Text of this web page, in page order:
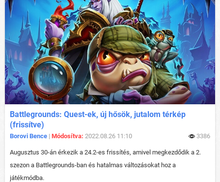
Battlegrounds: Quest-ek, új hősök, jutalom térkép
(frissítve)
Borovi Bence | Módosítva: 2022.08.26 11:10 3386
Augusztus 30-án érkezik a 24.2-es frissítés, amivel megkezdődik a 2.
szezon a Battlegrounds-ban és hatalmas változásokat hoz a
játékmódba.